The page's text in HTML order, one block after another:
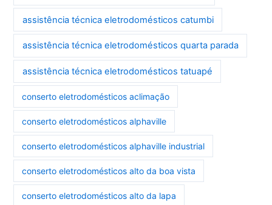
assistência técnica eletrodomésticos catumbi
assistência técnica eletrodomésticos quarta parada
assistência técnica eletrodomésticos tatuapé
conserto eletrodomésticos aclimação
conserto eletrodomésticos alphaville
conserto eletrodomésticos alphaville industrial
conserto eletrodomésticos alto da boa vista
conserto eletrodomésticos alto da lapa